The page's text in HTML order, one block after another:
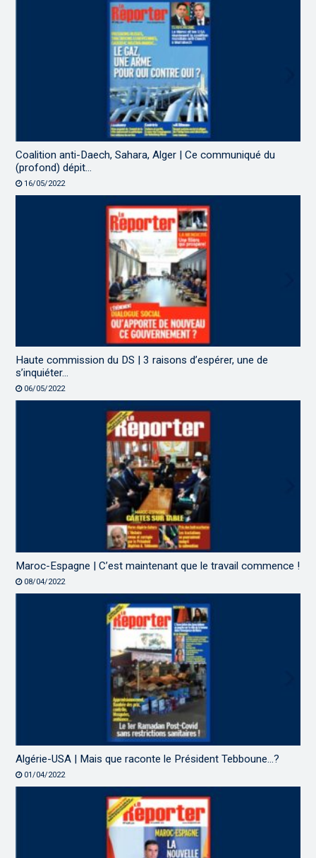
Coalition anti-Daech, Sahara, Alger | Ce communiqué du
(profond) dépit…
16/05/2022
Haute commission du DS | 3 raisons d’espérer, une de
s’inquiéter…
06/05/2022
Maroc-Espagne | C’est maintenant que le travail commence !
08/04/2022
Algérie-USA | Mais que raconte le Président Tebboune…?
01/04/2022